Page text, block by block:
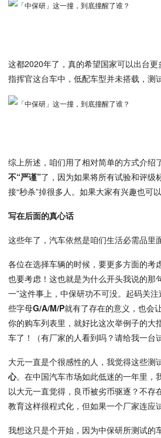
这都2020年了，真的希望国家可以出台
指挥官这台车中，低配车型并未搭载，
综上所述，咱们用了相对简单的方式介
不“严谨”了，因为如果将所有试验和评级
接“秒杀”掉很多人。如果大家有兴趣也可
写在后面的真心话
这些年了，汽车依然是咱们生活必需品里
各位在选择车辆的时候，要更多方面的
也要考虑！这也就是为什么开头我说的那
一”这件事上，中保研功不可没。起码关
些字母G/A/M/P就有了存在的意义，也会
你的购车列表里，就好比这次举例子的
车了！（有厂家的人看到吗？请给我一台
大元一直是个很感性的人，我觉得这些
心。在中国汽车市场如此低迷的一年里，
以大元一直觉得，良币被劣币驱逐？不
教育这样很程式化，但如果一个厂家连
我想这只是个开始，因为中保研所测试